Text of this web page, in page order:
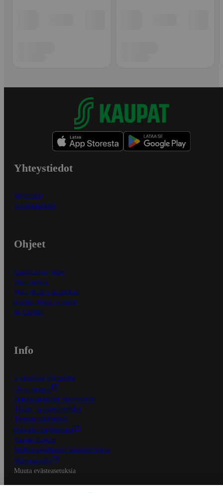
Yhteystiedot
Myymälät
Asiakaspalvelu
Ohjeet
Ensitilaajan ohjeet
Näin maksat
Näin tilaat ja muokkaat
Kaikki ohjeet ja vinkit
In English
Info
S-Business yrityksille
Oiva-raportit
Osuuskauppojen yhteystiedot
Tilaus- ja toimitusehdot
Tietosuojakäytäntö
Palvelun käyttöehdot
Saavutettavuus
Mobiilisovelluksen saavutettavuus
Mainostajalle
Muuta evästeasetuksia